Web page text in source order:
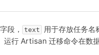
段， text 用于存放任务名
运行 Artisan 迁移命令在数